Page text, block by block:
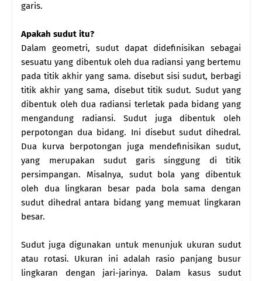
garis.
Apakah sudut itu?
Dalam geometri, sudut dapat didefinisikan sebagai
sesuatu yang dibentuk oleh dua radiansi yang bertemu
pada titik akhir yang sama. disebut sisi sudut, berbagi
titik akhir yang sama, disebut titik sudut. Sudut yang
dibentuk oleh dua radiansi terletak pada bidang yang
mengandung radiansi. Sudut juga dibentuk oleh
perpotongan dua bidang. Ini disebut sudut dihedral.
Dua kurva berpotongan juga mendefinisikan sudut,
yang merupakan sudut garis singgung di titik
persimpangan. Misalnya, sudut bola yang dibentuk
oleh dua lingkaran besar pada bola sama dengan
sudut dihedral antara bidang yang memuat lingkaran
besar.
Sudut juga digunakan untuk menunjuk ukuran sudut
atau rotasi. Ukuran ini adalah rasio panjang busur
lingkaran dengan jari-jarinya. Dalam kasus sudut